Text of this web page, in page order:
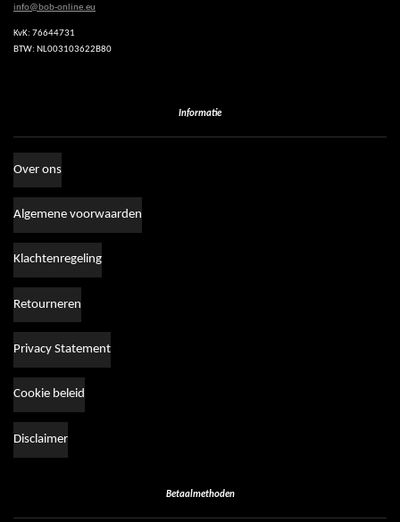
info@bob-online.eu
KvK: 76644731
BTW: NL003103622B80
Informatie
Over ons
Algemene voorwaarden
Klachtenregeling
Retourneren
Privacy Statement
Cookie beleid
Disclaimer
Betaalmethoden